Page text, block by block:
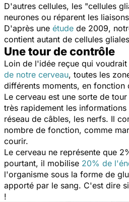
D'autres cellules, les "cellules
neurones ou réparent les
D'après une étude de 2009,
contient autant de cellules
Une tour de contrôle
Loin de l'idée reçue qui
de notre cerveau, toutes les
différents moments, en
Le cerveau est une sorte de
très rapidement les
réseau de câbles, les nerfs. Il
nombre de fonction, comme
courir.
Le cerveau ne représente que
pourtant, il mobilise 20% de
l'organisme sous la forme de
apporté par le sang. C'est dire
!